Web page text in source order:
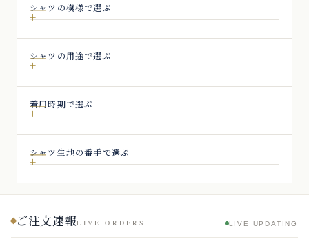
シャツの模様で選ぶ
シャツの用途で選ぶ
着用時期で選ぶ
シャツ生地の番手で選ぶ
ご注文速報LIVE ORDERS LIVE UPDATING